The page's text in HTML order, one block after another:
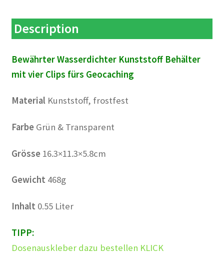
Description
Bewährter Wasserdichter Kunststoff Behälter
mit vier Clips fürs Geocaching
MaterialKunststoff, frostfest
FarbeGrün & Transparent
Grösse 16.3×11.3×5.8cm
Gewicht 468g
Inhalt 0.55 Liter
TIPP:
Dosenauskleber dazu bestellen KLICK